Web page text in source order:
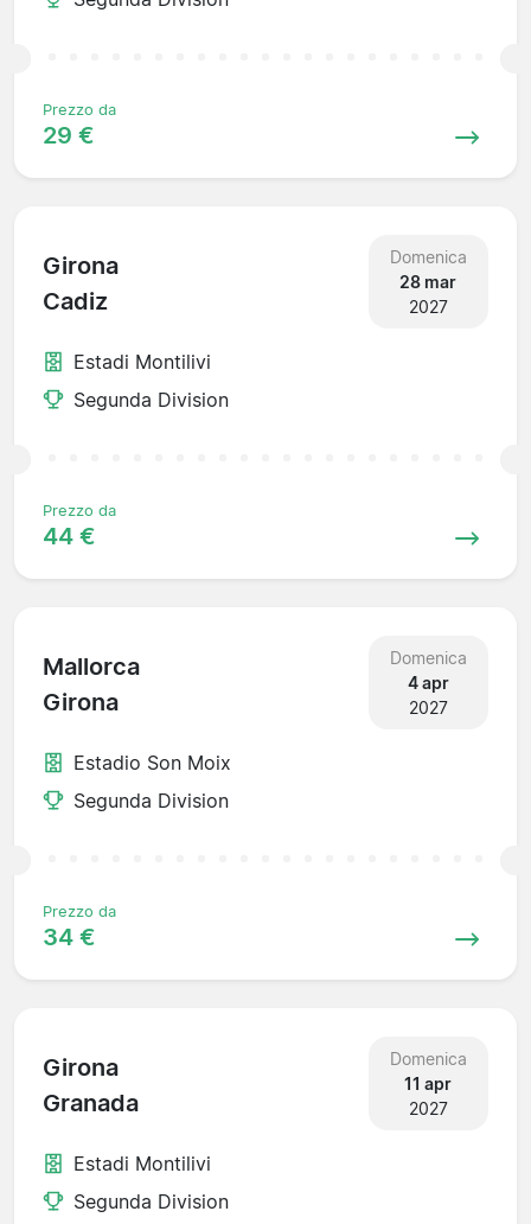
Prezzo da
29 €
Girona
Cadiz
Domenica
28 mar
2027
Estadi Montilivi
Segunda Division
Prezzo da
44 €
Mallorca
Girona
Domenica
4 apr
2027
Estadio Son Moix
Segunda Division
Prezzo da
34 €
Girona
Granada
Domenica
11 apr
2027
Estadi Montilivi
Segunda Division